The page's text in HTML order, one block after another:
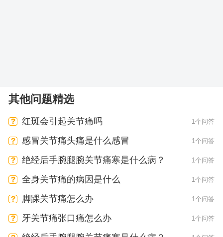
其他问题精选
红斑会引起关节痛吗 1个问答
感冒关节痛头痛是什么感冒 1个问答
绝经后手腕腿腕关节痛寒是什么病？ 1个问答
全身关节痛的病因是什么 1个问答
脚踝关节痛怎么办 1个问答
牙关节痛张口痛怎么办 1个问答